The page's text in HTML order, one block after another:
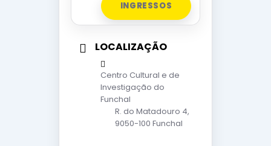
INGRESSOS
LOCALIZAÇÃO
Centro Cultural e de
Investigação do
Funchal
R. do Matadouro 4,
9050-100 Funchal